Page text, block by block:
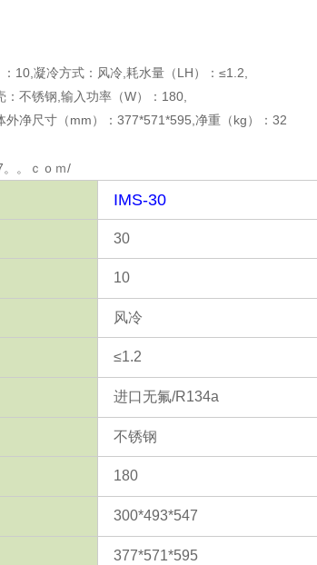
10,凝冷方式：风冷,耗水量（LH）：≤1.2,
不锈钢,输入功率（W）：180,
净尺寸（mm）：377*571*595,净重（kg）：32
。。ｃｏｍ/
IMS-30
30
10
风冷
≤1.2
进口无氟/R134a
不锈钢
180
300*493*547
377*571*595